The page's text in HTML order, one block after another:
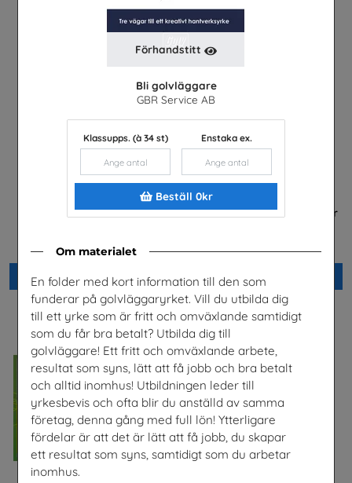
Förhandstitt
Bli golvläggare
GBR Service AB
Klassupps. (à 34 st) Enstaka ex.
Beställ 0kr
Om materialet
En folder med kort information till den som
funderar på golvläggaryrket. Vill du utbilda dig
till ett yrke som är fritt och omväxlande samtidigt
som du får bra betalt? Utbilda dig till
golvläggare! Ett fritt och omväxlande arbete,
resultat som syns, lätt att få jobb och bra betalt
och alltid inomhus! Utbildningen leder till
yrkesbevis och ofta blir du anställd av samma
företag, denna gång med full lön! Ytterligare
fördelar är att det är lätt att få jobb, du skapar
ett resultat som syns, samtidigt som du arbetar
inomhus.
Jobba i energibranschen
Beställ 0kr
FRAMTIDEN är i dina händer